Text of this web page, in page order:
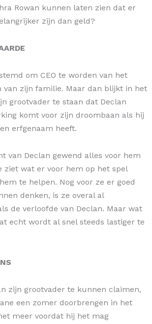
Rowan kunnen laten zien dat er
zijn dan geld?
om CEO te worden van het
zijn familie. Maar dan blijkt in het
grootvader te staan dat Declan
komt voor zijn droombaan als hij
erfgenaam heeft.
van Declan gewend alles voor hem
ziet wat er voor hem op het spel
te helpen. Nog voor ze er goed
denken, is ze overal al
de verloofde van Declan. Maar wat
echt wordt al snel steeds lastiger te
zijn grootvader te kunnen claimen,
een zomer doorbrengen in het
meer voordat hij het mag